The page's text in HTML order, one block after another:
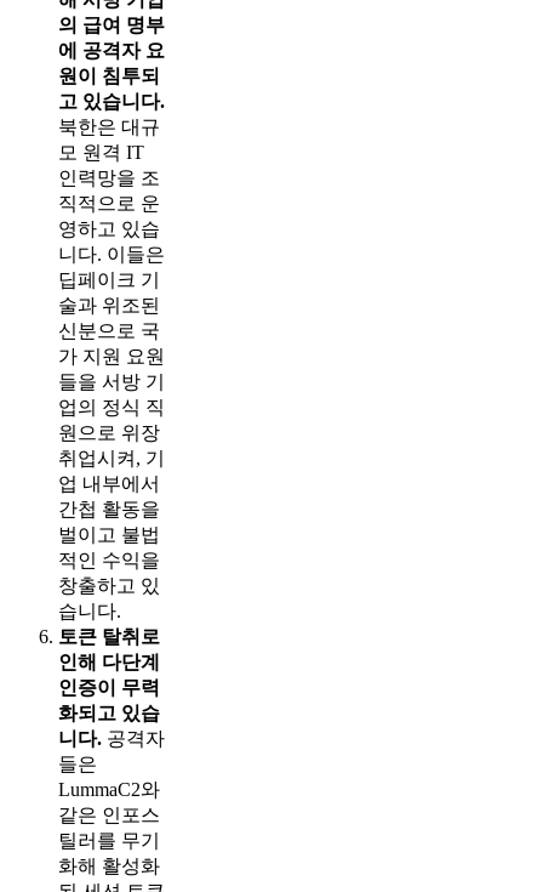
의 급여 명부
에 공격자 요
원이 침투되
고 있습니다.
북한은 대규
모 원격 IT
인력망을 조
직적으로 운
영하고 있습
니다. 이들은
딥페이크 기
술과 위조된
신분으로 국
가 지원 요원
들을 서방 기
업의 정식 직
원으로 위장
취업시켜, 기
업 내부에서
간첩 활동을
벌이고 불법
적인 수익을
창출하고 있
습니다.
토큰 탈취로
인해 다단계
인증이 무력
화되고 있습
니다. 공격자
들은
LummaC2와
같은 인포스
틸러를 무기
화해 활성화